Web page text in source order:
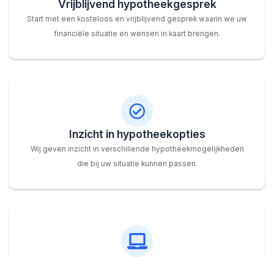
Vrijblijvend hypotheekgesprek
Start met een kosteloos en vrijblijvend gesprek waarin we uw
financiële situatie en wensen in kaart brengen.
Inzicht in hypotheekopties
Wij geven inzicht in verschillende hypotheekmogelijkheden
die bij uw situatie kunnen passen.